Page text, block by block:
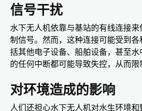
信号干扰
水下无人机依靠与基站的有线连接
制信号。然而，这种连接可能受到
括其他电子设备、船舶设备，甚至
的任何中断都可能导致失控，从而限
对环境造成的影响
人们还担心水下无人机对水生环境